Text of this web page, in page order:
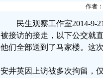
作者
民生观察工作室2014-9-
被接访的接走，以下公交就
他们全部送到了马家楼。这
安井英因上访被多次拘留，